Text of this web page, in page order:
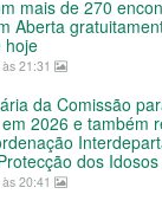
mais de 270
Aberta
hoje
21:31
da Comissão
2026 e também
dos
20:41